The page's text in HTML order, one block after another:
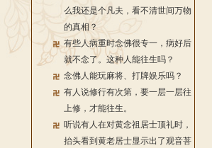
么我还是个凡夫，看不清世间万物
的真相？
有些人病重时念佛很专一，病好后
就不念了。这种人能往生吗？
念佛人能玩麻将、打牌娱乐吗？
有人说修行有次第，要一层一层往
上修，才能往生。
听说有人在对黄念祖居士顶礼时，
抬头看到黄老居士显示出了观音菩